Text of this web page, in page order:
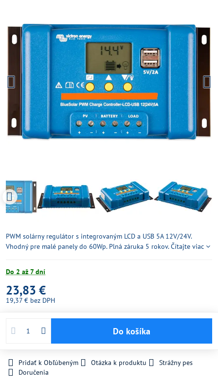
PWM solárny regulátor s integrovaným LCD a USB 5A 12V/24V.
Vhodný pre malé panely do 60Wp. Plná záruka 5 rokov.Čítajte viac
Do 2 až 7 dní
23,83 €
19,37 € bez DPH
Do košíka
Pridať k Obľúbeným Otázka k produktu
Strážny pes
Doručenia